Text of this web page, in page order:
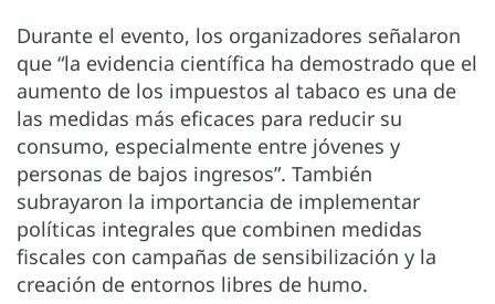
Durante el evento, los organizadores señalaron
que “la evidencia científica ha demostrado que el
aumento de los impuestos al tabaco es una de
las medidas más eficaces para reducir su
consumo, especialmente entre jóvenes y
personas de bajos ingresos”. También
subrayaron la importancia de implementar
políticas integrales que combinen medidas
fiscales con campañas de sensibilización y la
creación de entornos libres de humo.